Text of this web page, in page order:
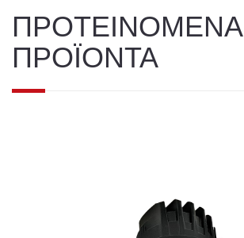
ΠΡΟΤΕΙΝΟΜΕΝΑ
ΠΡΟΪΟΝΤΑ